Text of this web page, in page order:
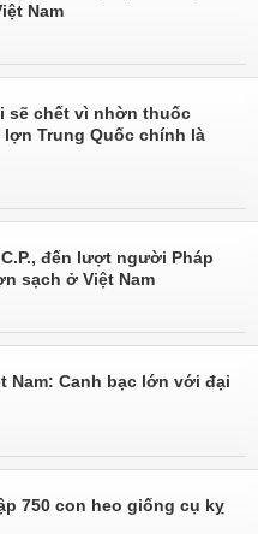
Nam
sẽ chết vì nhờn thuốc
Trung Quốc chính là
đến lượt người Pháp
sạch ở Việt Nam
Nam: Canh bạc lớn với đại
750 con heo giống cụ kỵ